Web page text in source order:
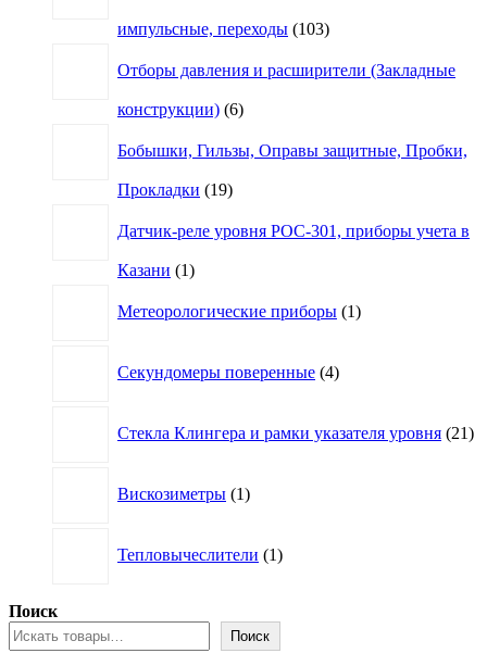
импульсные, переходы 103103
Отборы давления и расширители (Закладные
конструкции) 66
Бобышки, Гильзы, Оправы защитные, Пробки,
Прокладки 1919
Датчик-реле уровня РОС-301, приборы учета в
Казани 11
Метеорологические приборы 1товар
Секундомеры поверенные 4товара
Стекла Клингера и рамки указателя уровня 21
Вискозиметры 1товар
Тепловычеслители 1товар
Поиск
Поиск